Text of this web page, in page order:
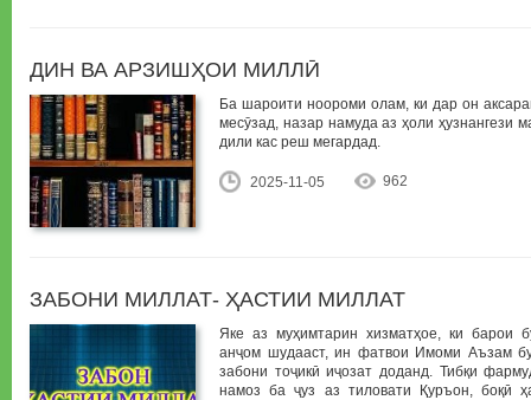
ДИН ВА АРЗИШҲОИ МИЛЛӢ
Ба шароити ноороми олам, ки дар он
месӯзад, назар намуда аз ҳоли ҳузнангези
дили кас реш мегардад.
2025-11-05 962
ЗАБОНИ МИЛЛАТ- ҲАСТИИ МИЛЛАТ
Яке аз муҳимтарин хизматҳое, ки барои
анҷом шудааст, ин фатвои Имоми Аъзам
забони тоҷикӣ иҷозат доданд. Тибқи
намоз ба ҷуз аз тиловати Қуръон, боқӣ